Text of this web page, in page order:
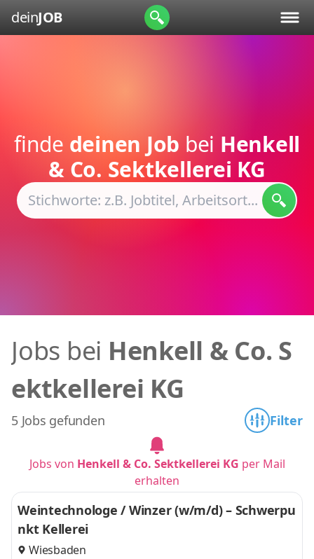
deinJOB
finde deinen Job bei Henkell
& Co. Sektkellerei KG
Jobs bei Henkell & Co. S
ektkellerei KG
5 Jobs gefunden Filter
Jobs von Henkell & Co. Sektkellerei KG per Mail
erhalten
Weintechnologe / Winzer (w/m/d) – Schwerpu
nkt Kellerei
Wiesbaden